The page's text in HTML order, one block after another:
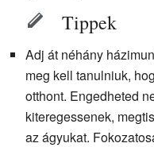
Tippek
Adj át néhány
meg kell tanulniuk,
otthont. Engedheted
kiteregessenek,
az ágyukat.